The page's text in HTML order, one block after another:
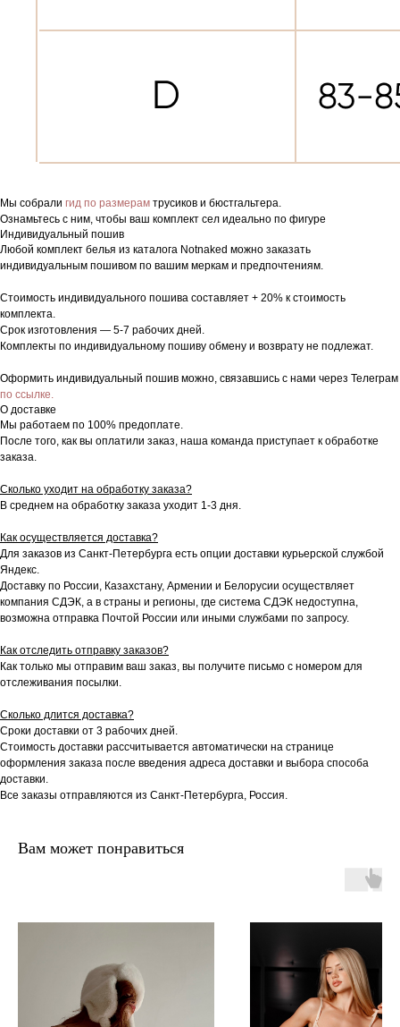
Мы собрали гид по размерам трусиков и бюстгальтера.
Ознамьтесь с ним, чтобы ваш комплект сел идеально по фигуре
Индивидуальный пошив
Любой комплект белья из каталога Notnaked можно заказать
индивидуальным пошивом по вашим меркам и предпочтениям.
Стоимость индивидуального пошива составляет + 20% к стоимость
комплекта.
Срок изготовления — 5-7 рабочих дней.
Комплекты по индивидуальному пошиву обмену и возврату не подлежат.
Оформить индивидуальный пошив можно, связавшись с нами через Телеграм
по ссылке.
О доставке
Мы работаем по 100% предоплате.
После того, как вы оплатили заказ, наша команда приступает к обработке
заказа.
Сколько уходит на обработку заказа?
В среднем на обработку заказа уходит 1-3 дня.
Как осуществляется доставка?
Для заказов из Санкт-Петербурга есть опции доставки курьерской службой
Яндекс.
Доставку по России, Казахстану, Армении и Белорусии осуществляет
компания СДЭК, а в страны и регионы, где система СДЭК недоступна,
возможна отправка Почтой России или иными службами по запросу.
Как отследить отправку заказов?
Как только мы отправим ваш заказ, вы получите письмо с номером для
отслеживания посылки.
Сколько длится доставка?
Сроки доставки от 3 рабочих дней.
Стоимость доставки рассчитывается автоматически на странице
оформления заказа после введения адреса доставки и выбора способа
доставки.
Все заказы отправляются из Санкт-Петербурга, Россия.
Вам может понравиться